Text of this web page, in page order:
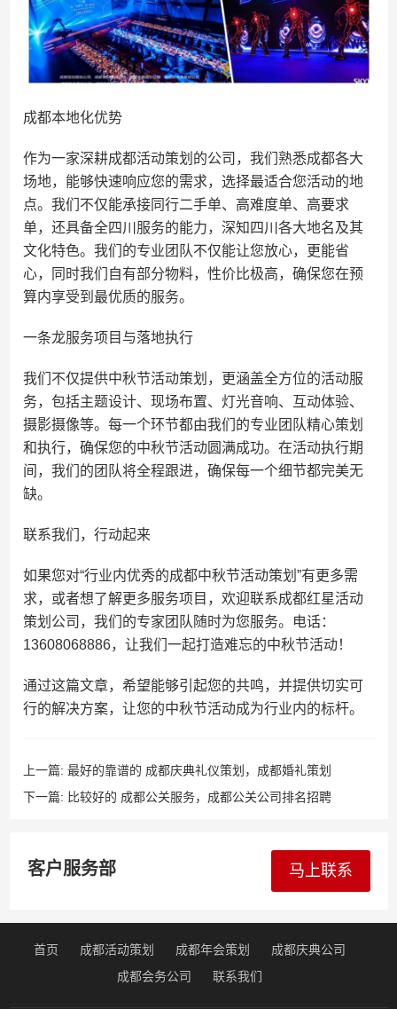
成都本地化优势
作为一家深耕成都活动策划的公司，我们熟悉成都各大
场地，能够快速响应您的需求，选择最适合您活动的地
点。我们不仅能承接同行二手单、高难度单、高要求
单，还具备全四川服务的能力，深知四川各大地名及其
文化特色。我们的专业团队不仅能让您放心，更能省
心，同时我们自有部分物料，性价比极高，确保您在预
算内享受到最优质的服务。
一条龙服务项目与落地执行
我们不仅提供中秋节活动策划，更涵盖全方位的活动服
务，包括主题设计、现场布置、灯光音响、互动体验、
摄影摄像等。每一个环节都由我们的专业团队精心策划
和执行，确保您的中秋节活动圆满成功。在活动执行期
间，我们的团队将全程跟进，确保每一个细节都完美无
缺。
联系我们，行动起来
如果您对“行业内优秀的成都中秋节活动策划”有更多需
求，或者想了解更多服务项目，欢迎联系成都红星活动
策划公司，我们的专家团队随时为您服务。电话：
13608068886，让我们一起打造难忘的中秋节活动！
通过这篇文章，希望能够引起您的共鸣，并提供切实可
行的解决方案，让您的中秋节活动成为行业内的标杆。
上一篇: 最好的靠谱的 成都庆典礼仪策划，成都婚礼策划
下一篇: 比较好的 成都公关服务，成都公关公司排名招聘
客户服务部 马上联系
首页 成都活动策划 成都年会策划
成都庆典公司
成都会务公司
联系我们